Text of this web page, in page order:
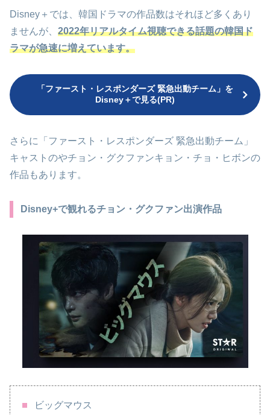
Disney＋では、韓国ドラマの作品数はそれほど多くあり
ませんが、 2022年リアルタイム視聴できる話題の韓国ド
ラマが急速に増えています。
「ファースト・レスポンダーズ 緊急出動チーム」を
Disney＋で見る(PR)
さらに「ファースト・レスポンダーズ 緊急出動チーム」
キャストのやチョン・グクファンキョン・チョ・ヒボンの
作品もあります。
Disney+で観れるチョン・グクファン出演作品
ビッグマウス